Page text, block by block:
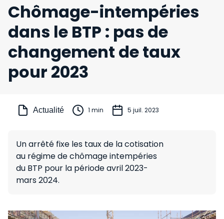
Chômage-intempéries
dans le BTP : pas de
changement de taux
pour 2023
Actualité 1 min 5 juil. 2023
Un arrêté fixe les taux de la cotisation
au régime de chômage intempéries
du BTP pour la période avril 2023-
mars 2024.